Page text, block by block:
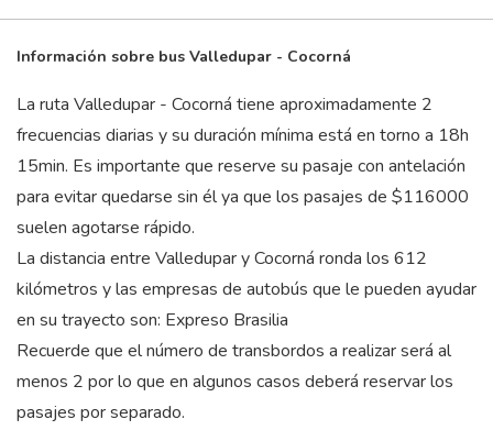
Información sobre bus Valledupar - Cocorná
La ruta Valledupar - Cocorná tiene aproximadamente 2
frecuencias diarias y su duración mínima está en torno a 18h
15min. Es importante que reserve su pasaje con antelación
para evitar quedarse sin él ya que los pasajes de $116000
suelen agotarse rápido.
La distancia entre Valledupar y Cocorná ronda los 612
kilómetros y las empresas de autobús que le pueden ayudar
en su trayecto son: Expreso Brasilia
Recuerde que el número de transbordos a realizar será al
menos 2 por lo que en algunos casos deberá reservar los
pasajes por separado.